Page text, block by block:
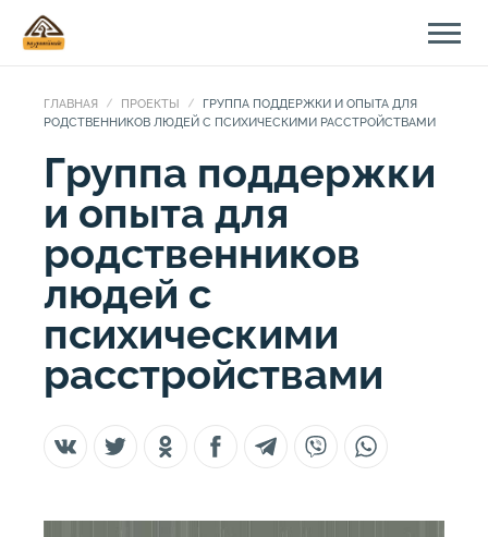
ГЛАВНАЯ ПРОЕКТЫ
ГРУППА ПОДДЕРЖКИ И ОПЫТА ДЛЯ
РОДСТВЕННИКОВ ЛЮДЕЙ С ПСИХИЧЕСКИМИ РАССТРОЙСТВАМИ
Группа поддержки
и опыта для
родственников
людей с
психическими
расстройствами